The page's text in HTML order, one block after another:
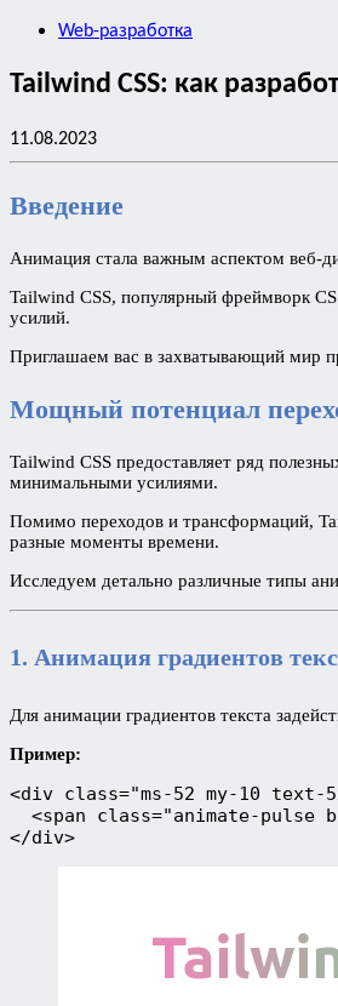
Web-разработка
Tailwind CSS: как
11.08.2023
Введение
Анимация стала важным аспектом веб-
Tailwind CSS, популярный фреймворк
усилий.
Приглашаем вас в захватывающий мир
Мощный потенциал
Tailwind CSS предоставляет ряд
минимальными усилиями.
Помимо переходов и трансформаций,
разные моменты времени.
Исследуем детально различные типы
1. Анимация градиентов
Для анимации градиентов текста
Пример:
<div class="ms-52 my-10
<span class="animate-pulse
</div>